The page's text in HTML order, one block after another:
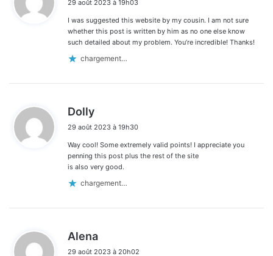
t
:
29 août 2023 à 19h03
I was suggested this website by my cousin. I am not sure
whether this post is written by him as no one else know
such detailed about my problem. You’re incredible! Thanks!
chargement…
Dolly
t
:
29 août 2023 à 19h30
Way cool! Some extremely valid points! I appreciate you
penning this post plus the rest of the site
is also very good.
chargement…
Alena
29 août 2023 à 20h02